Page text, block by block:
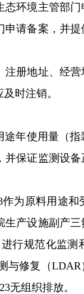
环境主管部门
请备案，并
册地址、经营
时注销。
年使用量（指
保证监测设
为原料用途和
产设施副产
行规范化监测
与修复（
无组织排放。